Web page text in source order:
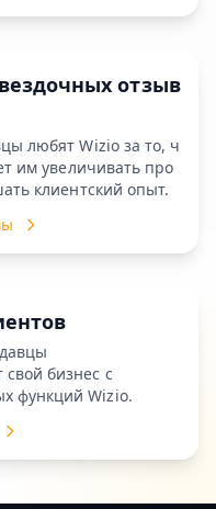
отзыв
любят Wizio за то, ч
им увеличивать про
клиентский опыт.
бизнес с
функций Wizio.